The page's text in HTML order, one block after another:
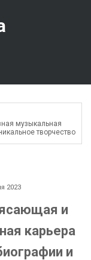
музыкальная
творчество
2023
и
карьера
и